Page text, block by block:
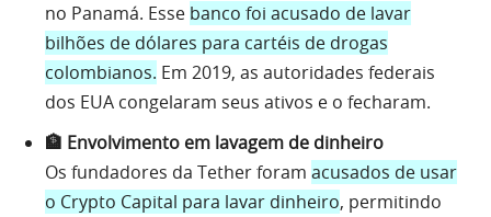
no Panamá. Esse banco foi acusado de lavar
bilhões de dólares para cartéis de drogas
colombianos. Em 2019, as autoridades federais
dos EUA congelaram seus ativos e o fecharam.
🏦 Envolvimento em lavagem de dinheiro
Os fundadores da Tether foram acusados de usar
o Crypto Capital para lavar dinheiro, permitindo